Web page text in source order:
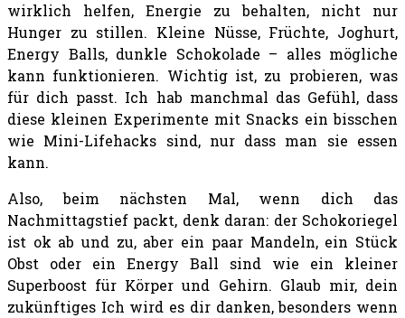
wirklich helfen, Energie zu behalten, nicht nur
Hunger zu stillen. Kleine Nüsse, Früchte, Joghurt,
Energy Balls, dunkle Schokolade – alles mögliche
kann funktionieren. Wichtig ist, zu probieren, was
für dich passt. Ich hab manchmal das Gefühl, dass
diese kleinen Experimente mit Snacks ein bisschen
wie Mini-Lifehacks sind, nur dass man sie essen
kann.
Also, beim nächsten Mal, wenn dich das
Nachmittagstief packt, denk daran: der Schokoriegel
ist ok ab und zu, aber ein paar Mandeln, ein Stück
Obst oder ein Energy Ball sind wie ein kleiner
Superboost für Körper und Gehirn. Glaub mir, dein
zukünftiges Ich wird es dir danken, besonders wenn